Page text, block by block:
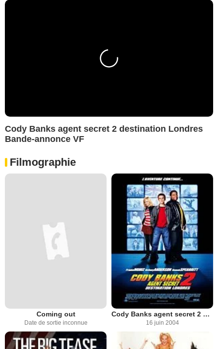
Cody Banks agent secret 2 destination Londres
Bande-annonce VF
Filmographie
Coming out
Date de sortie inconnue
Cody Banks agent secret 2 destination Londres
16 juin 2004